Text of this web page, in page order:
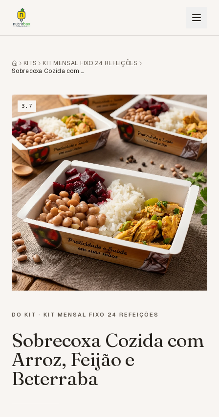
KITS
KIT MENSAL FIXO 24 REFEIÇÕES
Sobrecoxa Cozida com Arroz, Feijão e Beterraba
3.7
DO KIT · KIT MENSAL FIXO 24 REFEIÇÕES
Sobrecoxa Cozida com
Arroz, Feijão e
Beterraba